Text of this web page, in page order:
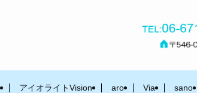
アイオライトVision aro Via sano